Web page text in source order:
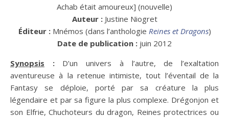
Achab était amoureux] (nouvelle)
Auteur : Justine Niogret
Éditeur : Mnémos (dans l’anthologie Reines et Dragons)
Date de publication : juin 2012
Synopsis : D’un univers à l’autre, de l’exaltation
aventureuse à la retenue intimiste, tout l’éventail de la
Fantasy se déploie, porté par sa créature la plus
légendaire et par sa figure la plus complexe. Drégonjon et
son Elfrie, Chuchoteurs du dragon, Reines protectrices ou